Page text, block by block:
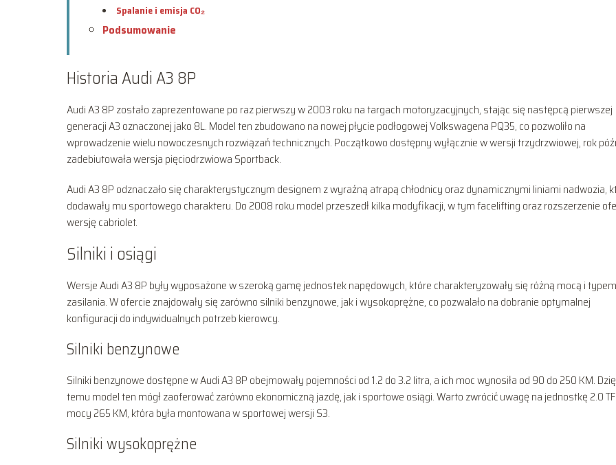
Spalanie i emisja CO₂
Podsumowanie
Historia Audi A3 8P
Audi A3 8P zostało zaprezentowane po raz pierwszy w 2003 roku na targach motoryzacyjnych, stając się następcą pierwszej
generacji A3 oznaczonej jako 8L. Model ten zbudowano na nowej płycie podłogowej Volkswagena PQ35, co pozwoliło na
wprowadzenie wielu nowoczesnych rozwiązań technicznych. Początkowo dostępny wyłącznie w wersji trzydrzwiowej, rok
zadebiutowała wersja pięciodrzwiowa Sportback.
Audi A3 8P odznaczało się charakterystycznym designem z wyraźną atrapą chłodnicy oraz dynamicznymi liniami nadwozia,
dodawały mu sportowego charakteru. Do 2008 roku model przeszedł kilka modyfikacji, w tym facelifting oraz rozszerzenie
wersję cabriolet.
Silniki i osiągi
Wersje Audi A3 8P były wyposażone w szeroką gamę jednostek napędowych, które charakteryzowały się różną mocą i typem
zasilania. W ofercie znajdowały się zarówno silniki benzynowe, jak i wysokoprężne, co pozwalało na dobranie optymalnej
konfiguracji do indywidualnych potrzeb kierowcy.
Silniki benzynowe
Silniki benzynowe dostępne w Audi A3 8P obejmowały pojemności od 1.2 do 3.2 litra, a ich moc wynosiła od 90 do 250 KM.
temu model ten mógł zaoferować zarówno ekonomiczną jazdę, jak i sportowe osiągi. Warto zwrócić uwagę na jednostkę 2.0
mocy 265 KM, która była montowana w sportowej wersji S3.
Silniki wysokoprężne